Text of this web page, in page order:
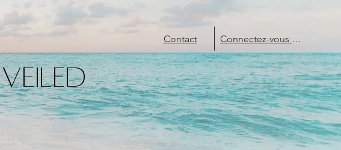
Contact Connectez-vous ou Créez un compte